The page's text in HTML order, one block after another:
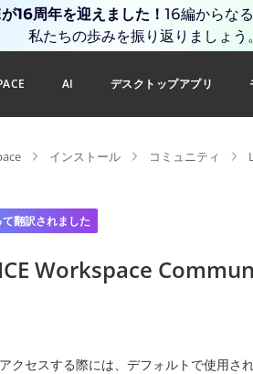
16周年を迎えました！ 16編からな
私たちの歩みを振り返りましょう。
AI デスクトップアプリ
インストール コミュニティ
翻訳されました
Workspace
クセスする際には、デフォルトで使用さ